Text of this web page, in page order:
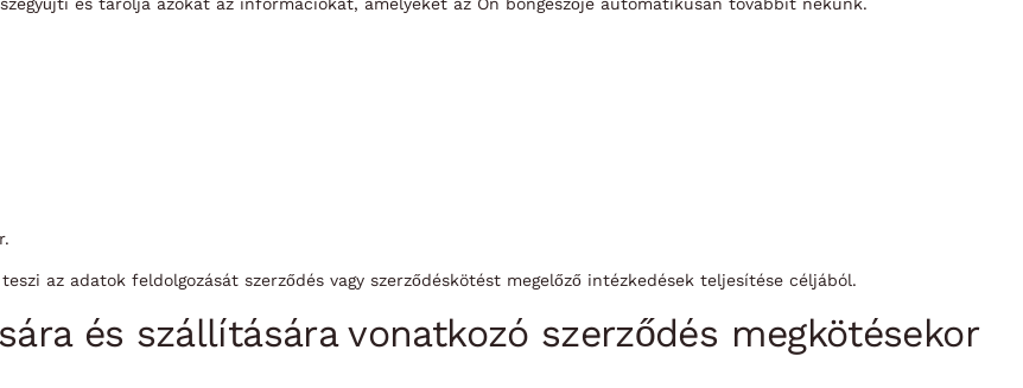
az adatok feldolgozását szerződés vagy szerződéskötést megelőző intézkedések teljesítése céljából.
és szállítására vonatkozó szerződés megkötésekor